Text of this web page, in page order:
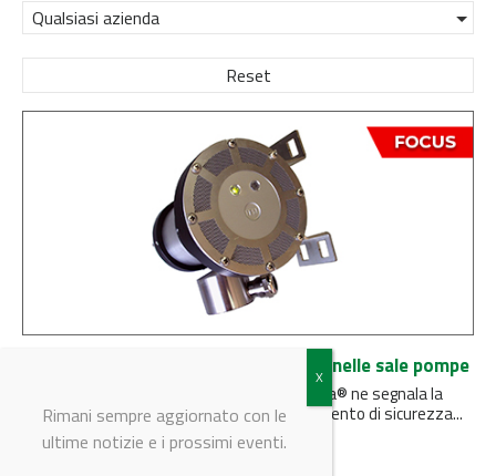
Qualsiasi azienda
Reset
OMD: Sicurezza nelle sale macchine e nelle sale pompe
Il rilevatore di nebbia d’olio OMD di Terranova® ne segnala la
presenza ed è stato concepito come strumento di sicurezza...
Rimani sempre aggiornato con le
ultime notizie e i prossimi eventi.